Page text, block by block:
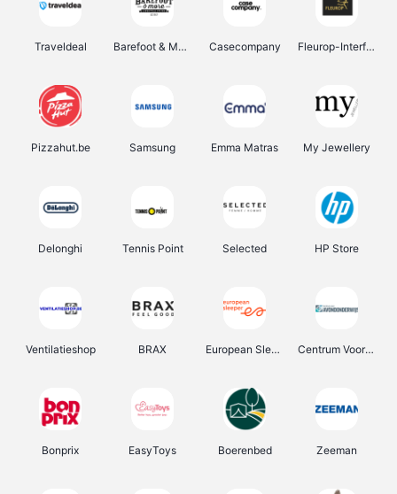
Traveldeal Barefoot & More Casecompany Fleurop-Interflora
Pizzahut.be Samsung Emma Matras My Jewellery
Delonghi Tennis Point Selected HP Store
Ventilatieshop BRAX European Sleeper Centrum Voor Avondonderwijs
Bonprix EasyToys Boerenbed Zeeman